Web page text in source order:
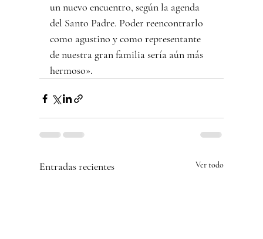
un nuevo encuentro, según la agenda
del Santo Padre. Poder reencontrarlo
como agustino y como representante
de nuestra gran familia sería aún más
hermoso».
Entradas recientes Ver todo